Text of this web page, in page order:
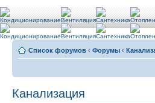
Список форумов ‹ Форумы ‹
Канализация